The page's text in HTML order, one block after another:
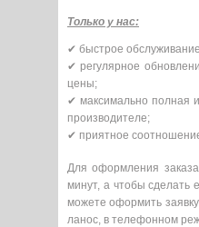
Только у нас:
✔ быстрое
✔ регулярное
цены;
✔ максимально полная
производителе;
✔ приятное
Для оформления
минут, а чтобы сделать
можете оформить
ланос, в телефонном